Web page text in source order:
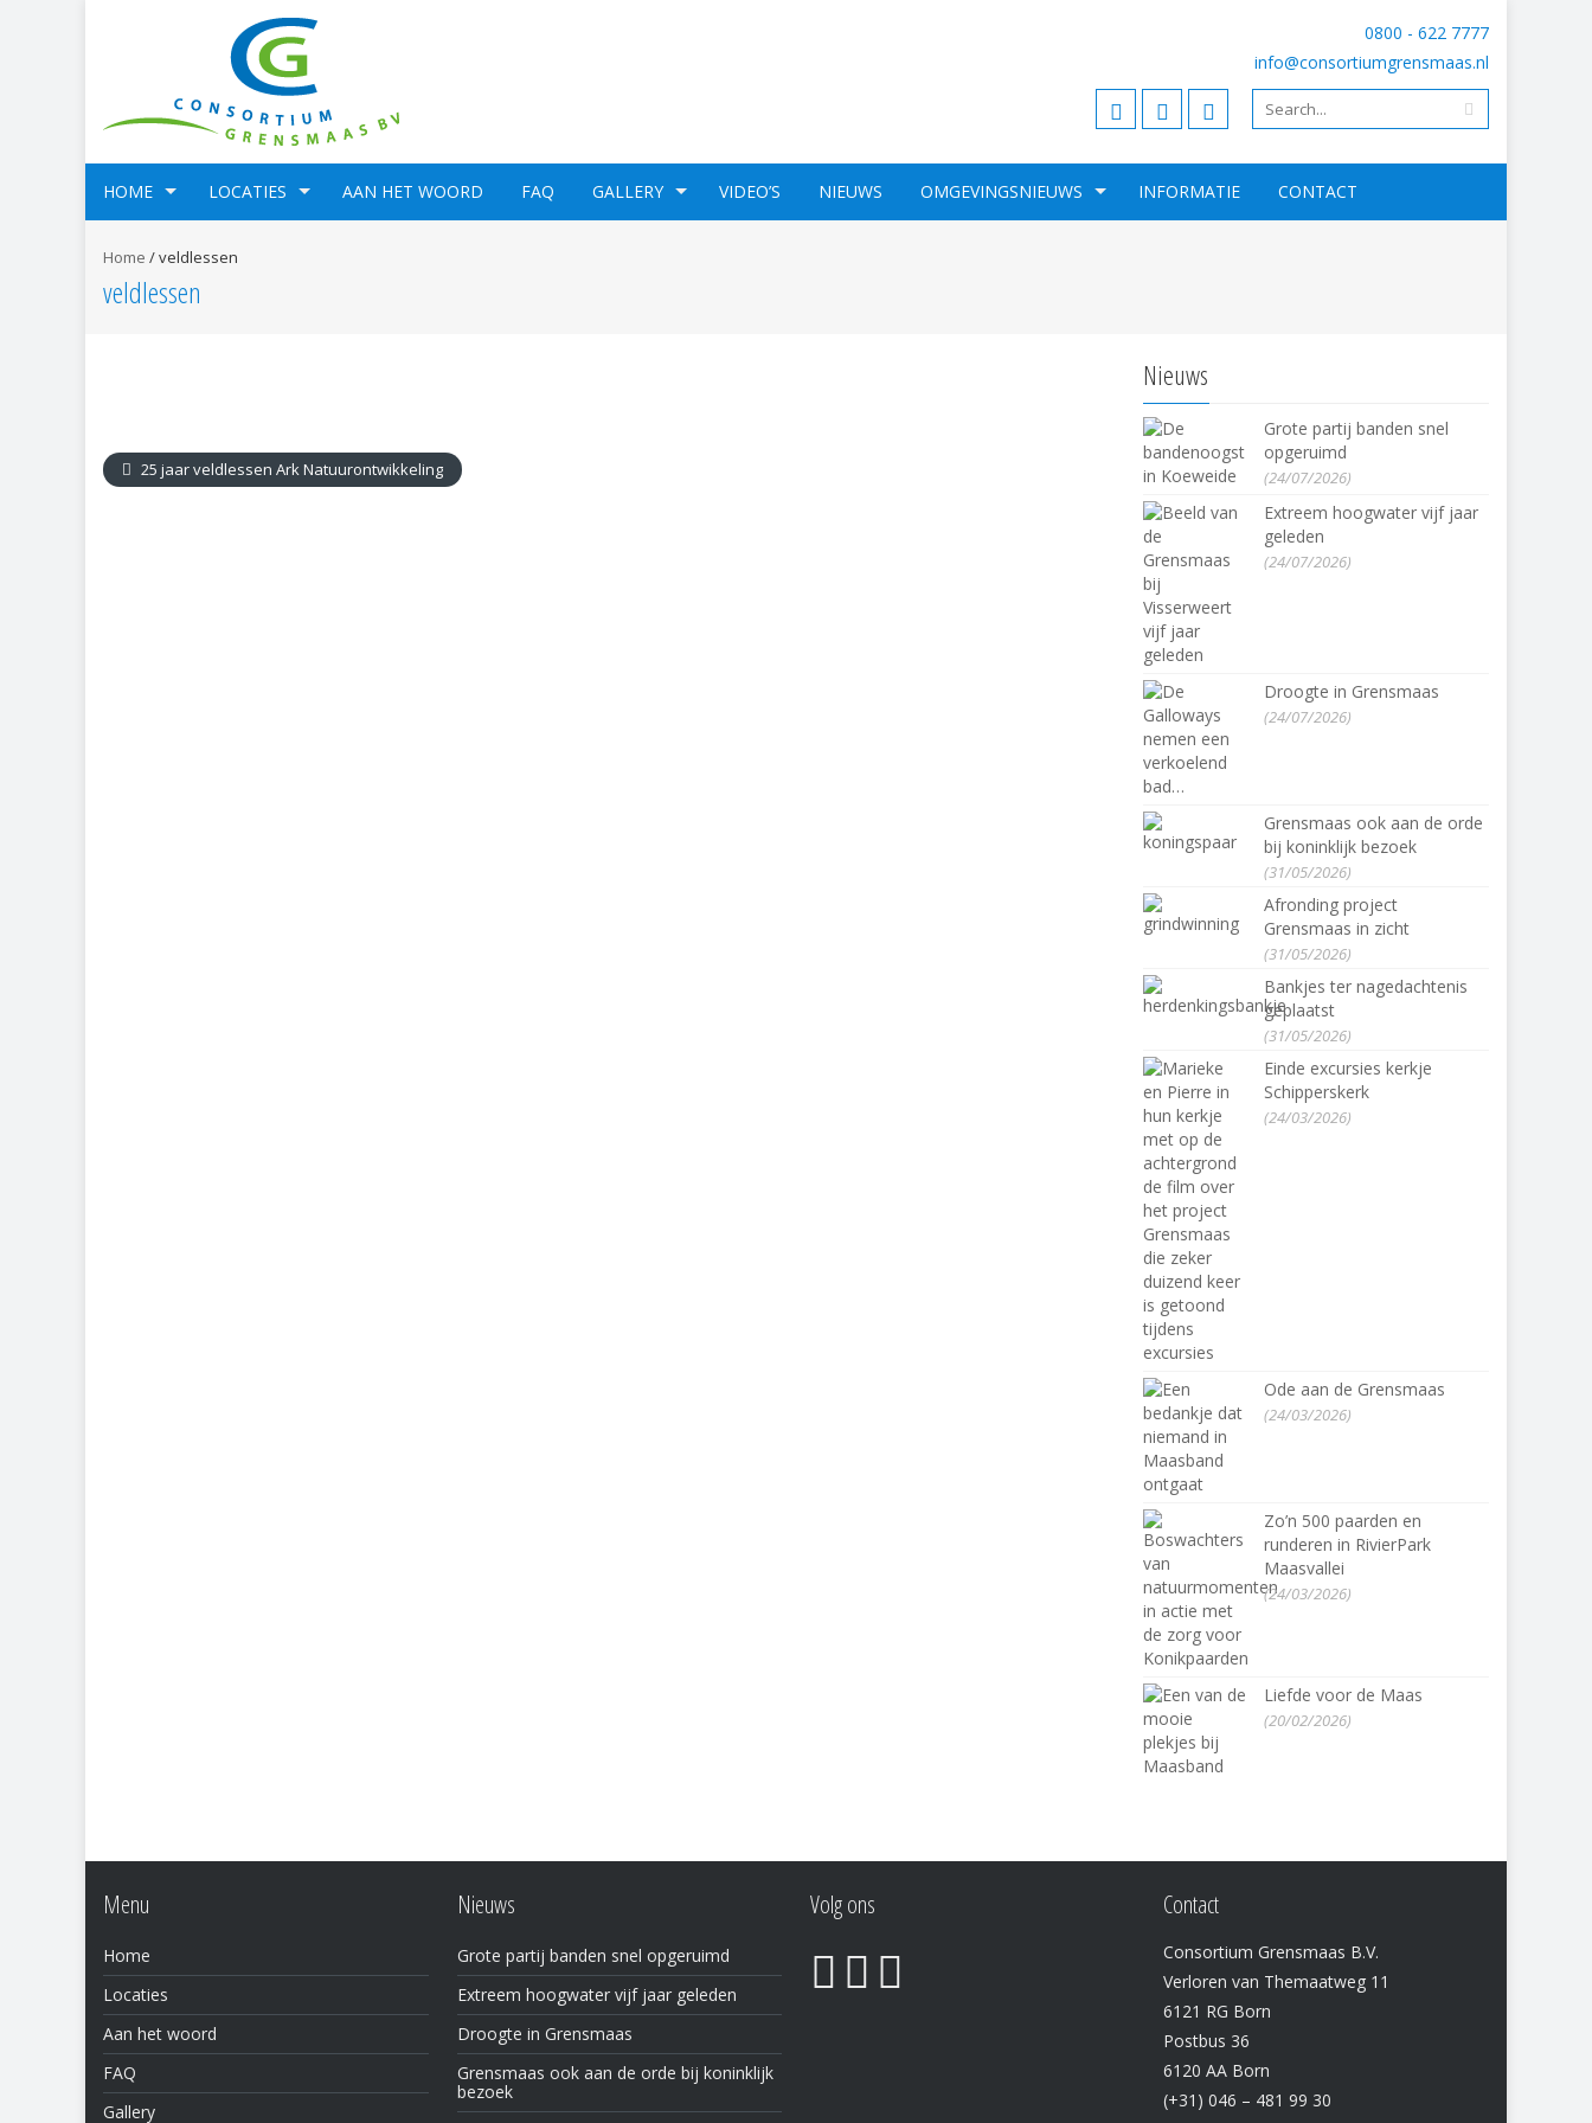
0800 - 622 7777
info@consortiumgrensmaas.nl
HOME LOCATIES AAN HET WOORD FAQ GALLERY VIDEO’S NIEUWS OMGEVINGSNIEUWS INFORMATIE CONTACT
Home /veldlessen
veldlessen
25 jaar veldlessen Ark Natuurontwikkeling
Nieuws
Grote partij banden snel
opgeruimd
(24/07/2026)
Extreem hoogwater vijf jaar
geleden
(24/07/2026)
Droogte in Grensmaas
(24/07/2026)
Grensmaas ook aan de orde
bij koninklijk bezoek
(31/05/2026)
Afronding project
Grensmaas in zicht
(31/05/2026)
Bankjes ter nagedachtenis
geplaatst
(31/05/2026)
Einde excursies kerkje
Schipperskerk
(24/03/2026)
Ode aan de Grensmaas
(24/03/2026)
Zo’n 500 paarden en
runderen in RivierPark
Maasvallei
(24/03/2026)
Liefde voor de Maas
(20/02/2026)
Menu
Home
Locaties
Aan het woord
FAQ
Gallery
Nieuws
Grote partij banden snel opgeruimd
Extreem hoogwater vijf jaar geleden
Droogte in Grensmaas
Grensmaas ook aan de orde bij koninklijk
bezoek
Volg ons Contact
Consortium Grensmaas B.V.
Verloren van Themaatweg 11
6121 RG Born
Postbus 36
6120 AA Born
(+31) 046 – 481 99 30